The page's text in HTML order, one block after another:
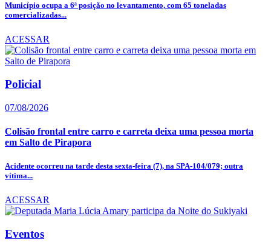
Município ocupa a 6ª posição no levantamento, com 65 toneladas
comercializadas...
ACESSAR
Policial
07/08/2026
Colisão frontal entre carro e carreta deixa uma pessoa morta
em Salto de Pirapora
Acidente ocorreu na tarde desta sexta-feira (7), na SPA-104/079; outra
vítima...
ACESSAR
Eventos